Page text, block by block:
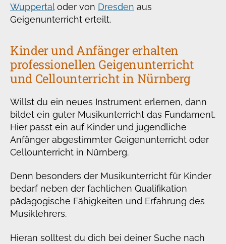
Wuppertaloder von Dresden aus
Geigenunterricht erteilt.
Kinder und Anfänger erhalten
professionellen Geigenunterricht
und Cellounterricht in Nürnberg
Willst du ein neues Instrument erlernen, dann
bildet ein guter Musikunterricht das Fundament.
Hier passt ein auf Kinder und jugendliche
Anfänger abgestimmter Geigenunterricht oder
Cellounterricht in Nürnberg.
Denn besonders der Musikunterricht für Kinder
bedarf neben der fachlichen Qualifikation
pädagogische Fähigkeiten und Erfahrung des
Musiklehrers.
Hieran solltest du dich bei deiner Suche nach